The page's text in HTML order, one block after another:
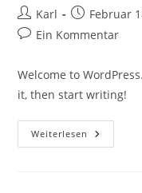
Beitrags-
Autor:
Karl
Beitrag
veröffentlicht:
Februar
Beitrags-
Ein Kommentar
Welcome to
it, then start writing!
Weiterlesen Hello
World!